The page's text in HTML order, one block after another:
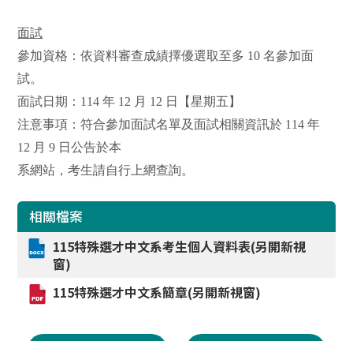
面試
參加資格：依資料審查成績擇優選取至多 10名參加面
試。
面試日期： 114年 12 月 12 日【星期五】
注意事項：符合參加面試名單及面試相關資訊於 114年
12 月 9 日公告於本
系網站，考生請自行上網查詢。
相關檔案
115特殊選才中文系考生個人資料表(另開新視
窗)
115特殊選才中文系簡章(另開新視窗)